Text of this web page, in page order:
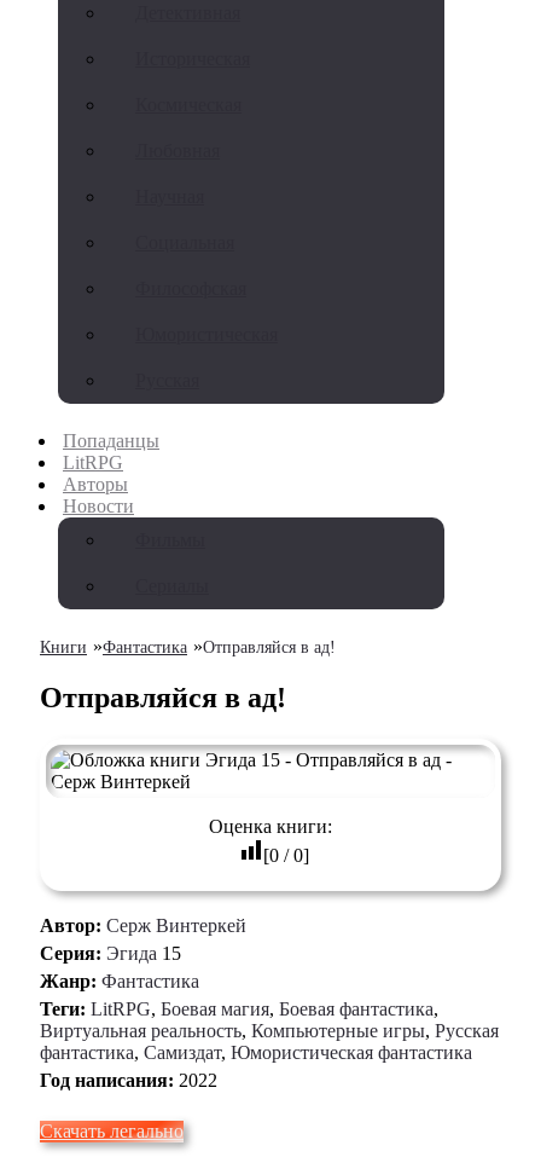
Попаданцы
LitRPG
Авторы
Новости
Книги »Фантастика »Отправляйся в ад!
Отправляйся в ад!
Оценка книги:
[0/0]
Автор: Серж Винтеркей
Серия: Эгида 15
Жанр: Фантастика
Теги: LitRPG, Боевая магия, Боевая фантастика,
Виртуальная реальность, Компьютерные игры, Русская
фантастика, Самиздат, Юмористическая фантастика
Год написания: 2022
Скачать легально